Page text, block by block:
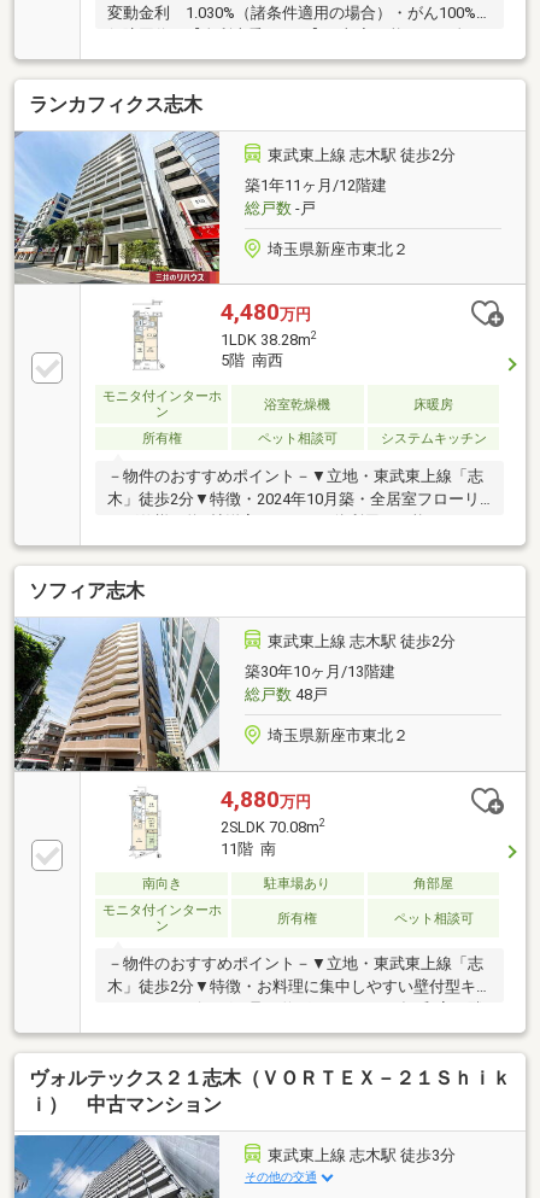
変動金利 1.030%（諸条件適用の場合）・がん100%
保障団信が【金利上乗せなし】で加入可能！・頭金0
円でも可能！・諸費用も、物件価格の10%までは融資
可能！※2026年8月現在■2面バルコニー、全居室がバル
コニーに面した住戸■24時間ゴミ出し可能【リフォー
ム内容】○新規交換：キッチン、洗面台、洗濯機防水
パン、温水洗浄機能付トイレ、建具○張替：フローリ
ング、CF、クロス○交換：浴室水栓、ガス給湯器、カ
ーテンレール〇浴室乾燥機新規設置〇シーリングライ
ト取付、ダウンライト設置、ハウスクリーニング他
ランカフィクス志木
東武東上線 志木駅 徒歩2分
築1年11ヶ月/12階建
総戸数-戸
埼玉県新座市東北２
4,480万円
1LDK 38.28m2
5階 南西
モニタ付インターホ
ン
浴室乾燥機 床暖房
所有権 ペット相談可 システムキッチン
－物件のおすすめポイント－▼立地・東武東上線「志
木」徒歩2分▼特徴・2024年10月築・全居室フローリ
ンは浄水器搭載の対面式・WICやSCなどの収納を設
置・ペット飼育可能(細則有)▼設備・TVモニタ付イン
ターホン・オートロック・宅配BOX▼周辺環境・
TAIRAYA志木店 徒歩2分(約60m)・ファミリーマート志
木駅南口店 徒歩1分(約50m)※インターホンIOTシステ
ム利用料330円／月■ ご希望の住まい探しをお手伝いし
ます ━━━━━・・・物件の詳細・ご相談はお気軽に
お問い合わせください。
ソフィア志木
東武東上線 志木駅 徒歩2分
築30年10ヶ月/13階建
総戸数48戸
埼玉県新座市東北２
4,880万円
2SLDK 70.08m2
11階 南
南向き 駐車場あり
角部屋
モニタ付インターホ
ン
所有権 ペット相談可
－物件のおすすめポイント－▼立地・東武東上線「志
木」徒歩2分▼特徴・お料理に集中しやすい壁付型キ
接・室内随所に収納スペースを設置・サービススペー
スは窓・収納付、多目的に利用可能・室内丁寧に使用
されています・ペット飼育可能(細則有)▼設備・食洗
機・オートロック・宅配ボックス▼周辺環境・カスミ
ミリー志木店 徒歩6分(約420m)■ ご希望の住まい探し
をお手伝いします ━━━━━・・・物件の詳細・ご相
談はお気軽にお問い合わせください。
ヴォルテックス２１志木（ＶＯＲＴＥＸ－２１Ｓｈｉｋ
ｉ） 中古マンション
東武東上線 志木駅 徒歩3分
その他の交通